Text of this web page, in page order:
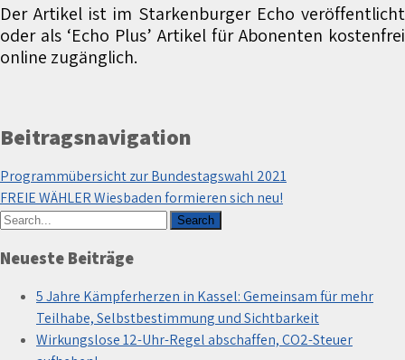
Der Artikel ist im Starkenburger Echo veröffentlicht
oder als ‘Echo Plus’ Artikel für Abonenten kostenfrei
online zugänglich.
Beitragsnavigation
Programmübersicht zur Bundestagswahl 2021
FREIE WÄHLER Wiesbaden formieren sich neu!
Neueste Beiträge
5 Jahre Kämpferherzen in Kassel: Gemeinsam für mehr
Teilhabe, Selbstbestimmung und Sichtbarkeit
Wirkungslose 12-Uhr-Regel abschaffen, CO2-Steuer